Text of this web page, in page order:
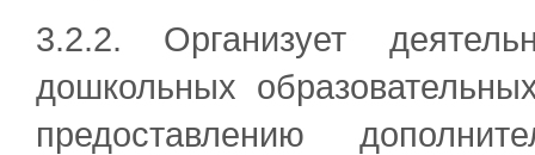
3.2.2. Организует
дошкольных
предоставлению